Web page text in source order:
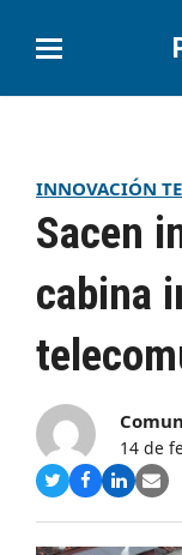
INNOVACIÓN
Sacen
cabina
14 de
Compartir
Twitter
Compartir
Facebook